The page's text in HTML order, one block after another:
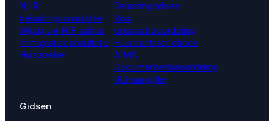
NHR
belastingconsultatie
Wijzig uw NIF-adres
Immigratieconsultatie
Huiszoeker
Belastingadvies
Visa
dossierbeoordeling
Huurcontract check
AIMA
Documentenbeoordeling
IRS-aangifte
Gidsen